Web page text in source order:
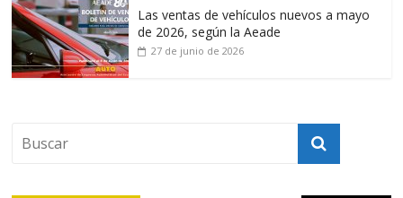
Las ventas de vehículos nuevos a mayo
de 2026, según la Aeade
27 de junio de 2026